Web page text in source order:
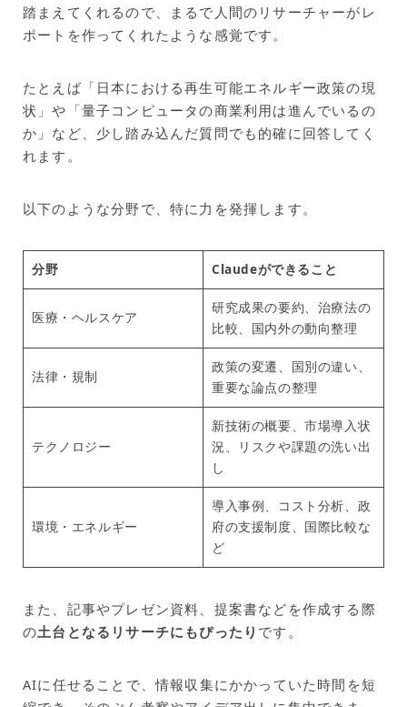
踏まえてくれるので、まるで人間のリサーチャーがレ
ポートを作ってくれたような感覚です。
たとえば「日本における再生可能エネルギー政策の現
状」や「量子コンピュータの商業利用は進んでいるの
か」など、少し踏み込んだ質問でも的確に回答してく
れます。
以下のような分野で、特に力を発揮します。
分野 Claudeができること
医療・ヘルスケア
研究成果の要約、治療法の
比較、国内外の動向整理
法律・規制
政策の変遷、国別の違い、
重要な論点の整理
テクノロジー
新技術の概要、市場導入状
況、リスクや課題の洗い出
し
環境・エネルギー
導入事例、コスト分析、政
府の支援制度、国際比較な
ど
また、記事やプレゼン資料、提案書などを作成する際
の土台となるリサーチにもぴったり です。
AIに任せることで、情報収集にかかっていた時間を短